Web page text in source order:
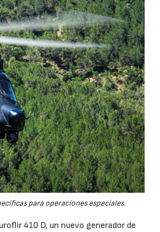
para operaciones especiales.
410 D, un nuevo generador de